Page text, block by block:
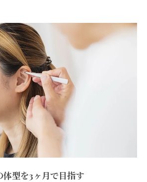
体型を3ヶ月で目指す